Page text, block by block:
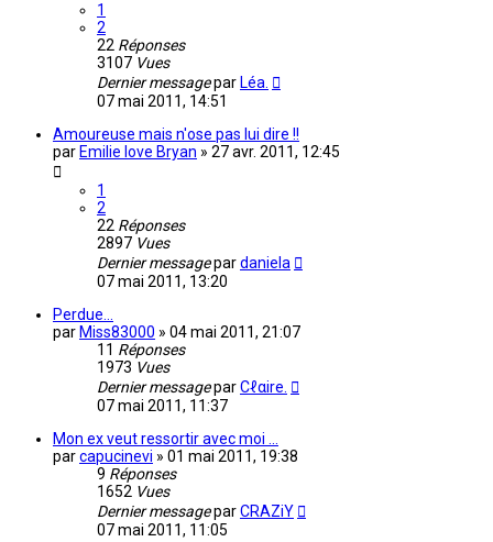
1
2
22 Réponses
3107 Vues
Dernier messagepar Léa.
07 mai 2011, 14:51
Amoureuse mais n'ose pas lui dire !!
par Emilie love Bryan » 27 avr. 2011, 12:45
1
2
22 Réponses
2897 Vues
Dernier messagepardaniela
07 mai 2011, 13:20
Perdue...
par Miss83000 » 04 mai 2011, 21:07
11 Réponses
1973 Vues
Dernier messageparCℓαire.
07 mai 2011, 11:37
Mon ex veut ressortir avec moi ...
parcapucinevi » 01 mai 2011, 19:38
9 Réponses
1652 Vues
Dernier messageparCRAZiY
07 mai 2011, 11:05